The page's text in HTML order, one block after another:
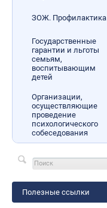
ЗОЖ. Профилактика
Государственные
гарантии и льготы
семьям,
воспитывающим
детей
Организации,
осуществляющие
проведение
психологического
собеседования
Полезные ссылки